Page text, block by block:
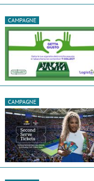
CAMPAGNE
CAMPAGNE